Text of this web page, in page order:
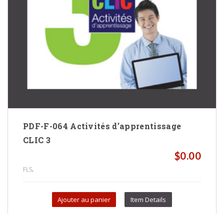
PDF-F-064 Activités d’apprentissage
CLIC 3
$0.00
FLS.
Ajouter au panier Item Details